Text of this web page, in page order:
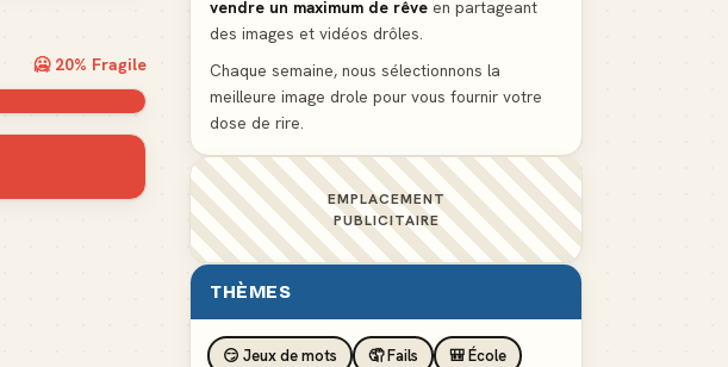
🥶 20% Fragile
vendre un maximum de rêve en partageant
des images et vidéos drôles.
Chaque semaine, nous sélectionnons la
meilleure image drole pour vous fournir votre
dose de rire.
EMPLACEMENT
PUBLICITAIRE
THÈMES
😏 Jeux de mots 🤦 Fails
🎒 École